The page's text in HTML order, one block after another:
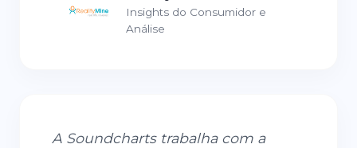
Insights do Consumidor e
Análise
A Soundcharts trabalha com a